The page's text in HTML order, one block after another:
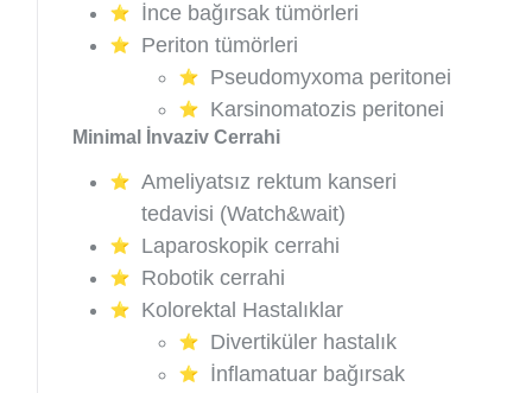
İnce bağırsak tümörleri
Periton tümörleri
Pseudomyxoma peritonei
Karsinomatozis peritonei
Minimal İnvaziv Cerrahi
Ameliyatsız rektum kanseri
tedavisi (Watch&wait)
Laparoskopik cerrahi
Robotik cerrahi
Kolorektal Hastalıklar
Divertiküler hastalık
İnflamatuar bağırsak